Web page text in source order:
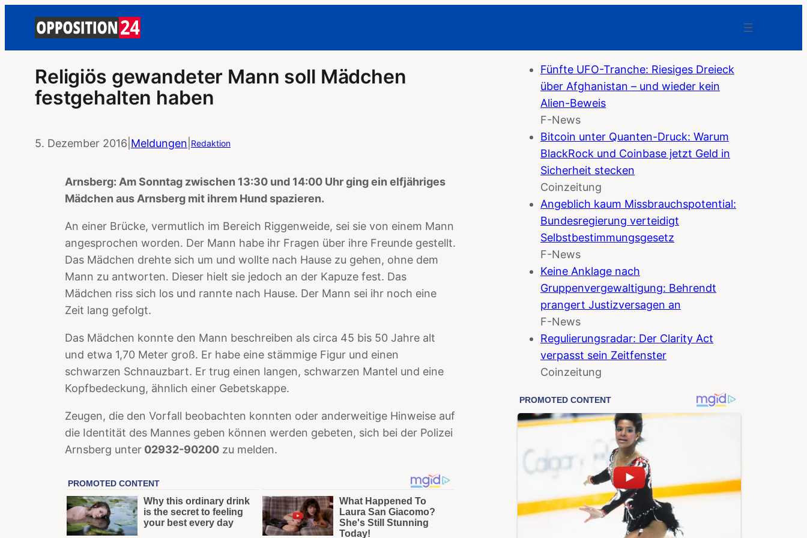
Religiös gewandeter Mann soll Mädchen
festgehalten haben
5. Dezember 2016 Meldungen Redaktion
Arnsberg: Am Sonntag zwischen 13:30 und 14:00 Uhr ging ein elfjähriges
Mädchen aus Arnsberg mit ihrem Hund spazieren.
An einer Brücke, vermutlich im Bereich Riggenweide, sei sie von einem Mann
angesprochen worden. Der Mann habe ihr Fragen über ihre Freunde gestellt.
Das Mädchen drehte sich um und wollte nach Hause zu gehen, ohne dem
Mann zu antworten. Dieser hielt sie jedoch an der Kapuze fest. Das
Mädchen riss sich los und rannte nach Hause. Der Mann sei ihr noch eine
Zeit lang gefolgt.
Das Mädchen konnte den Mann beschreiben als circa 45 bis 50 Jahre alt
und etwa 1,70 Meter groß. Er habe eine stämmige Figur und einen
schwarzen Schnauzbart. Er trug einen langen, schwarzen Mantel und eine
Kopfbedeckung, ähnlich einer Gebetskappe.
Zeugen, die den Vorfall beobachten konnten oder anderweitige Hinweise auf
die Identität des Mannes geben können werden gebeten, sich bei der Polizei
Arnsberg unter 02932-90200 zu melden.
Fünfte UFO-Tranche: Riesiges Dreieck
über Afghanistan – und wieder kein
Alien-Beweis
F-News
Bitcoin unter Quanten-Druck: Warum
BlackRock und Coinbase jetzt Geld in
Sicherheit stecken
Coinzeitung
Angeblich kaum Missbrauchspotential:
Bundesregierung verteidigt
Selbstbestimmungsgesetz
F-News
Keine Anklage nach
Gruppenvergewaltigung: Behrendt
prangert Justizversagen an
F-News
Regulierungsradar: Der Clarity Act
verpasst sein Zeitfenster
Coinzeitung